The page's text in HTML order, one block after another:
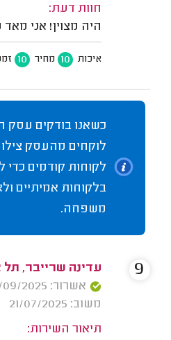
חוות דעת:
היה מצוין! אני מאד
איכות 10 מחיר 10
כשאנו בודקים עסק
לוקחים מהעסק
לקוחות קודמים כדי
בלקוחות אמיתיים
משפחה.
עדינה שרייבר, תל
אשרור: 21/09/2025
משוב: 21/07/2025
תיאור השירות:
9